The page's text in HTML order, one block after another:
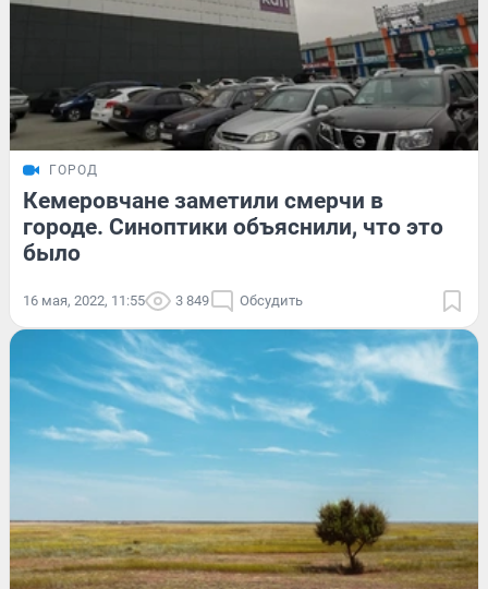
ГОРОД
Кемеровчане заметили смерчи в
городе. Синоптики объяснили, что это
было
16 мая, 2022, 11:55 3 849 Обсудить